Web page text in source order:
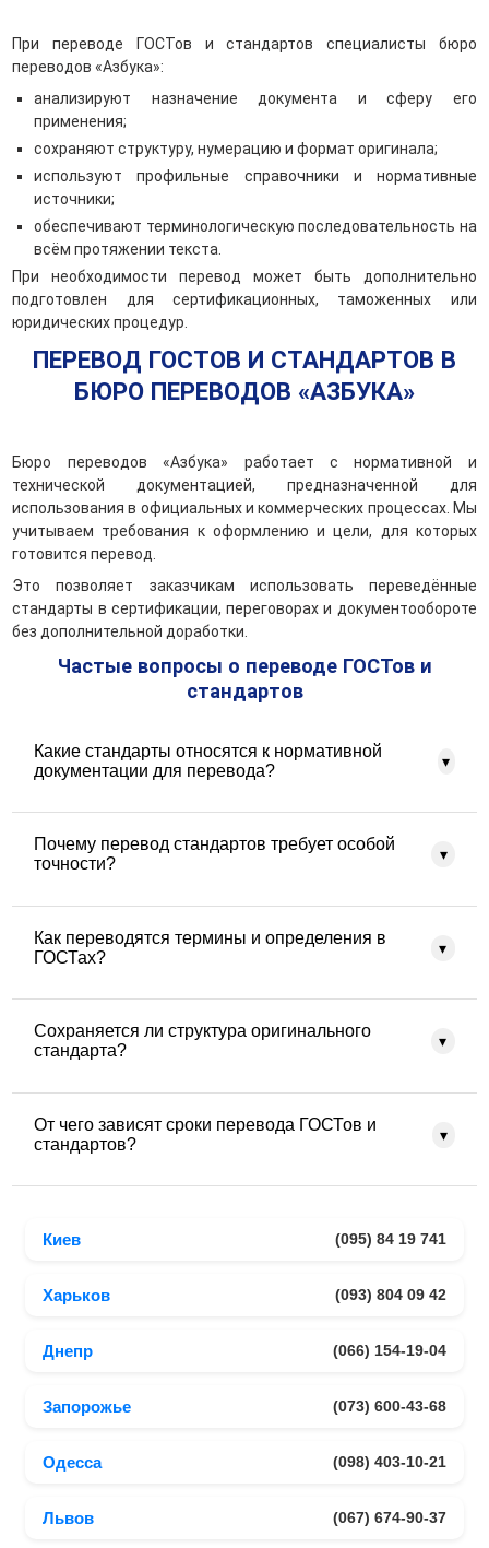
При переводе ГОСТов и стандартов специалисты бюро
переводов «Азбука»:
анализируют назначение документа и сферу его
применения;
сохраняют структуру, нумерацию и формат оригинала;
используют профильные справочники и нормативные
источники;
обеспечивают терминологическую последовательность на
всём протяжении текста.
При необходимости перевод может быть дополнительно
подготовлен для сертификационных, таможенных или
юридических процедур.
ПЕРЕВОД ГОСТОВ И СТАНДАРТОВ В
БЮРО ПЕРЕВОДОВ «АЗБУКА»
Бюро переводов «Азбука» работает с нормативной и
технической документацией, предназначенной для
использования в официальных и коммерческих процессах. Мы
учитываем требования к оформлению и цели, для которых
готовится перевод.
Это позволяет заказчикам использовать переведённые
стандарты в сертификации, переговорах и документообороте
без дополнительной доработки.
Частые вопросы о переводе ГОСТов и
стандартов
Какие стандарты относятся к нормативной
документации для перевода?
▾
отраслевые стандарты, технические регламенты,
методики испытаний, нормы безопасности и иные
Почему перевод стандартов требует особой
точности?
▾
допуски и условия применения. Неточности в переводе
могут привести к неправильному соблюдению норм,
Как переводятся термины и определения в
ГОСТах?
▾
официальных формулировок и принятой международной
практики. При необходимости сохраняется структура
Сохраняется ли структура оригинального
стандарта?
▾
документа: нумерация разделов, пунктов, приложений и
ссылок. Это важно для корректного использования
От чего зависят сроки перевода ГОСТов и
стандартов?
▾
приложений, а также требований к оформлению и
Киев (095) 84 19 741
Харьков (093) 804 09 42
Днепр (066) 154-19-04
Запорожье (073) 600-43-68
Одесса (098) 403-10-21
Львов (067) 674-90-37